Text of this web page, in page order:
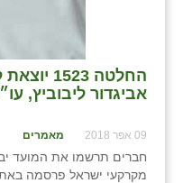
החלטה
אביגדור ליבוביץ,
09 אפר 2018 מאמרים